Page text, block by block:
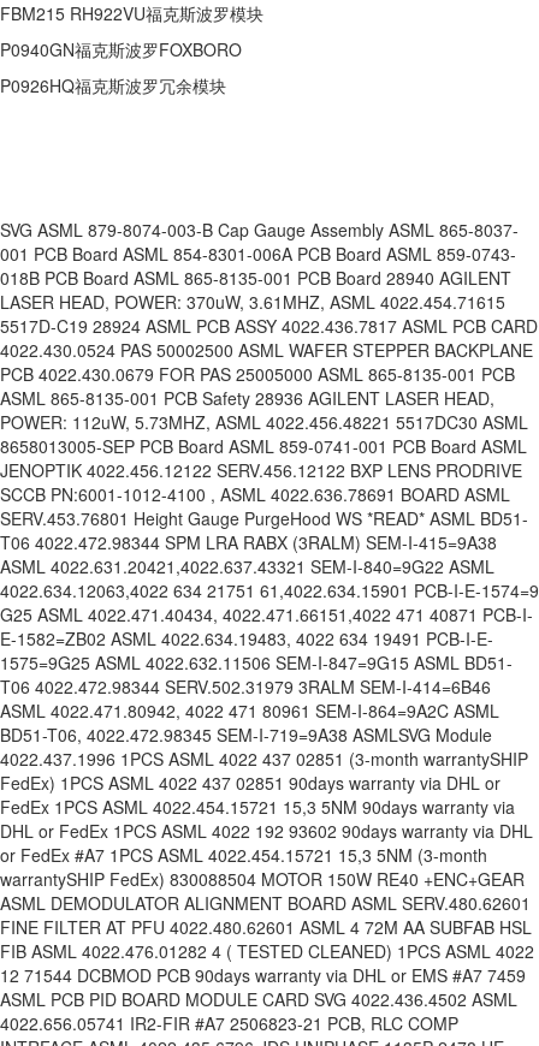
FBM215 RH922VU福克斯波罗模块
P0940GN福克斯波罗FOXBORO
P0926HQ福克斯波罗冗余模块
SVG ASML 879-8074-003-B Cap Gauge Assembly ASML 865-8037-
001 PCB Board ASML 854-8301-006A PCB Board ASML 859-0743-
018B PCB Board ASML 865-8135-001 PCB Board 28940 AGILENT
LASER HEAD, POWER: 370uW, 3.61MHZ, ASML 4022.454.71615
5517D-C19 28924 ASML PCB ASSY 4022.436.7817 ASML PCB CARD
4022.430.0524 PAS 50002500 ASML WAFER STEPPER BACKPLANE
PCB 4022.430.0679 FOR PAS 25005000 ASML 865-8135-001 PCB
ASML 865-8135-001 PCB Safety 28936 AGILENT LASER HEAD,
POWER: 112uW, 5.73MHZ, ASML 4022.456.48221 5517DC30 ASML
8658013005-SEP PCB Board ASML 859-0741-001 PCB Board ASML
JENOPTIK 4022.456.12122 SERV.456.12122 BXP LENS PRODRIVE
SCCB PN:6001-1012-4100 , ASML 4022.636.78691 BOARD ASML
SERV.453.76801 Height Gauge PurgeHood WS *READ* ASML BD51-
T06 4022.472.98344 SPM LRA RABX (3RALM) SEM-I-415=9A38
ASML 4022.631.20421 ,4022.637.43321 SEM-I-840=9G22 ASML
4022.634.12063,4022 634 21751 61,4022.634.15901 PCB-I-E-1574=9
G25 ASML 4022.471.40434, 4022.471.66151 ,4022 471 40871 PCB-I-
E-1582=ZB02 ASML 4022.634.19483, 4022 634 19491 PCB-I-E-
1575=9G25 ASML 4022.632.11506 SEM-I-847=9G15 ASML BD51-
T06 4022.472.98344 SERV.502.31979 3RALM SEM-I-414=6B46
ASML 4022.471.80942, 4022 471 80961 SEM-I-864=9A2C ASML
BD51-T06, 4022.472.98345 SEM-I-719=9A38 ASMLSVG Module
4022.437.1996 1PCS ASML 4022 437 02851 (3-month warrantySHIP
FedEx) 1PCS ASML 4022 437 02851 90days warranty via DHL or
FedEx 1PCS ASML 4022.454.15721 15,3 5NM 90days warranty via
DHL or FedEx 1PCS ASML 4022 192 93602 90days warranty via DHL
or FedEx #A7 1PCS ASML 4022.454.15721 15,3 5NM (3-month
warrantySHIP FedEx) 830088504 MOTOR 150W RE40 +ENC+GEAR
ASML DEMODULATOR ALIGNMENT BOARD ASML SERV.480.62601
FINE FILTER AT PFU 4022.480.62601 ASML 4 72M AA SUBFAB HSL
FIB ASML 4022.476.01282 4 ( TESTED CLEANED) 1PCS ASML 4022
12 71544 DCBMOD PCB 90days warranty via DHL or EMS #A7 7459
ASML PCB PID BOARD MODULE CARD SVG 4022.436.4502 ASML
4022.656.05741 IR2-FIR #A7 2506823-21 PCB, RLC COMP